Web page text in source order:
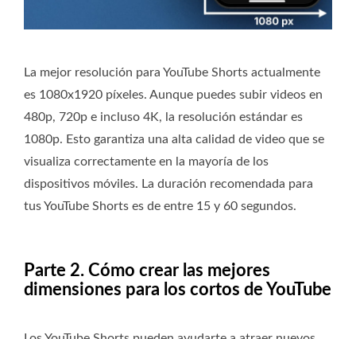
La mejor resolución para YouTube Shorts actualmente
es 1080x1920 píxeles. Aunque puedes subir videos en
480p, 720p e incluso 4K, la resolución estándar es
1080p. Esto garantiza una alta calidad de video que se
visualiza correctamente en la mayoría de los
dispositivos móviles. La duración recomendada para
tus YouTube Shorts es de entre 15 y 60 segundos.
Parte 2. Cómo crear las mejores
dimensiones para los cortos de YouTube